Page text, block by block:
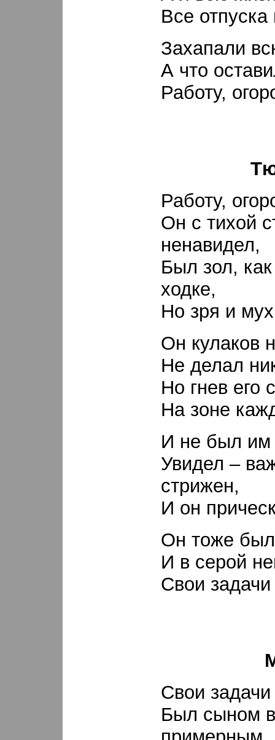
Все
Захапали
А что
Работу,
Работу,
Он с тихой
ненавидел,
Был зол,
ходке,
Но зря и
Он кулаков
Не делал
Но гнев его
На зоне
И не был им
Увидел –
стрижен,
И он
Он тоже был
И в серой
Свои
Свои
Был сыном